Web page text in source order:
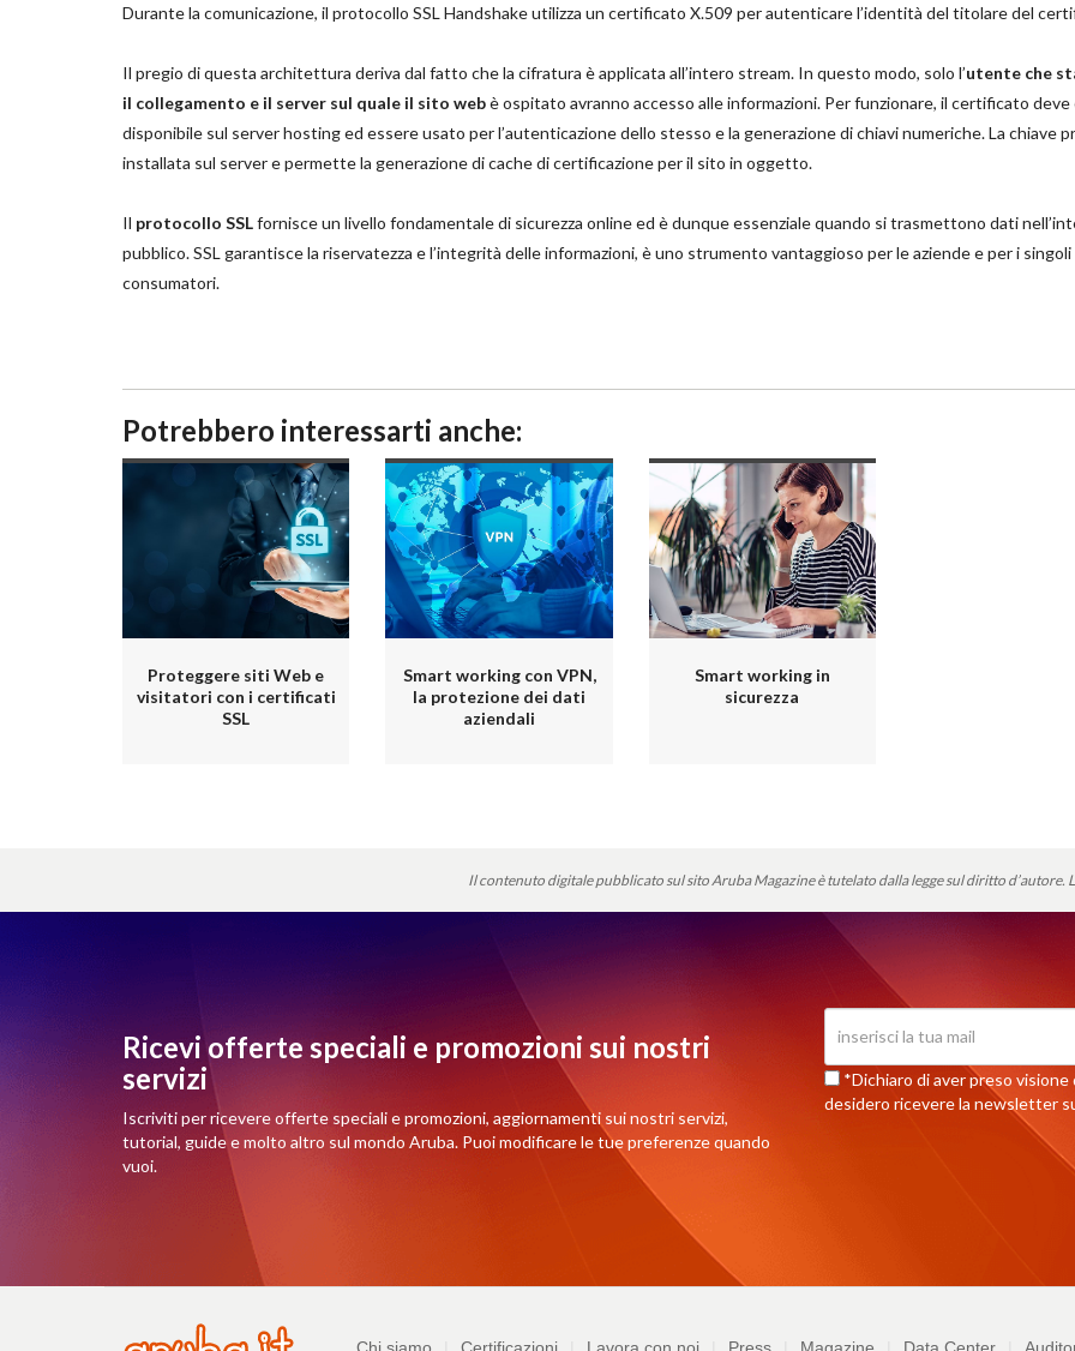
Durante la comunicazione, il protocollo SSL Handshake utilizza un certificato X.509 per autenticare l’identità del titolare del
Il pregio di questa architettura deriva dal fatto che la cifratura è applicata all’intero stream. In questo modo, solo l’utente che
il collegamento e il server sul quale il sito webè ospitato avranno accesso alle informazioni. Per funzionare, il certificato deve
disponibile sul server hosting ed essere usato per l’autenticazione dello stesso e la generazione di chiavi numeriche. La chiave
installata sul server e permette la generazione di cache di certificazione per il sito in oggetto.
Il protocollo SSLfornisce un livello fondamentale di sicurezza online ed è dunque essenziale quando si trasmettono dati
pubblico. SSL garantisce la riservatezza e l’integrità delle informazioni, è uno strumento vantaggioso per le aziende e per i singoli
consumatori.
Potrebbero interessarti anche:
Proteggere siti Web e
visitatori con i certificati
SSL
Smart working con VPN,
la protezione dei dati
aziendali
Smart working in
sicurezza
Il contenuto digitale pubblicato sul sito Aruba Magazine è tutelato dalla legge sul diritto d’autore.
Ricevi offerte speciali e promozioni sui nostri
servizi
Iscriviti per ricevere offerte speciali e promozioni, aggiornamenti sui nostri servizi,
tutorial, guide e molto altro sul mondo Aruba. Puoi modificare le tue preferenze quando
vuoi.
*Dichiaro di aver preso visione
desidero ricevere la newsletter
Chi siamo Certificazioni Lavora con noi Press Magazine Data Center